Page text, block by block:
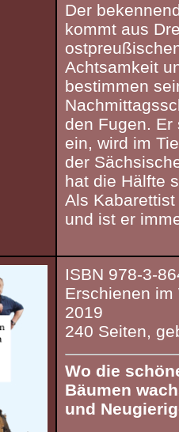
Der
kommt aus
Achtsamkeit
bestimmen
den Fugen.
ein, wird im
der
hat die Hälfte
Als
und ist er
ISBN 978-3-
Erschienen im
2019
240 Seiten,
Wo die
Bäumen
und